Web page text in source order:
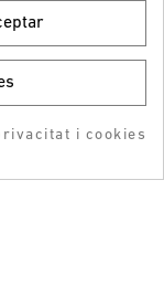
A LA COMPRA
i novetats?
privacitat
i cookies